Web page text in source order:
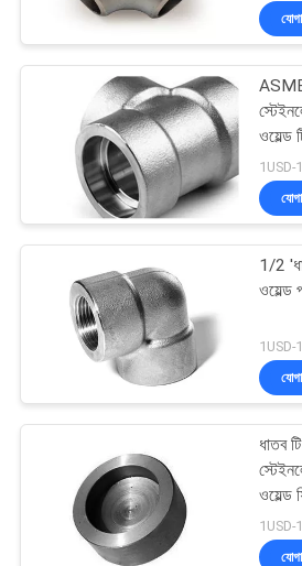
কার্বন স্টিল
জিনিসপত্র
কার্বন স্টিল সকেট
ফিটিং
খাদ পাইপ ফিটিং
ওয়েল্ড
1USD-
1/2
ওয়েল্ড
1USD-
ধাতব
ওয়েল্ড
1USD-